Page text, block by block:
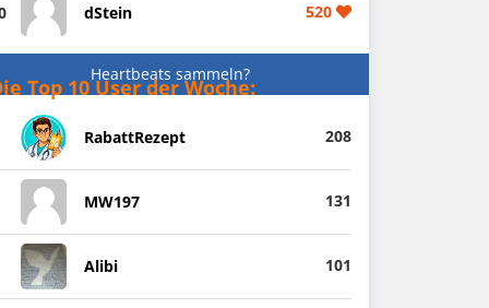
dStein 520
Heartbeats sammeln?
Top 10 User der Woche:
RabattRezept 208
MW197 131
Alibi 101